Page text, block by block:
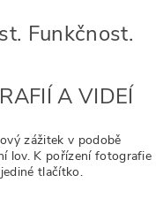
Funkčnost.
A VIDEÍ
zážitek v podobě
lov. K pořízení fotografie
tlačítko.